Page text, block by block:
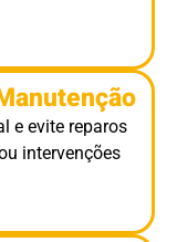
e evite reparos
intervenções